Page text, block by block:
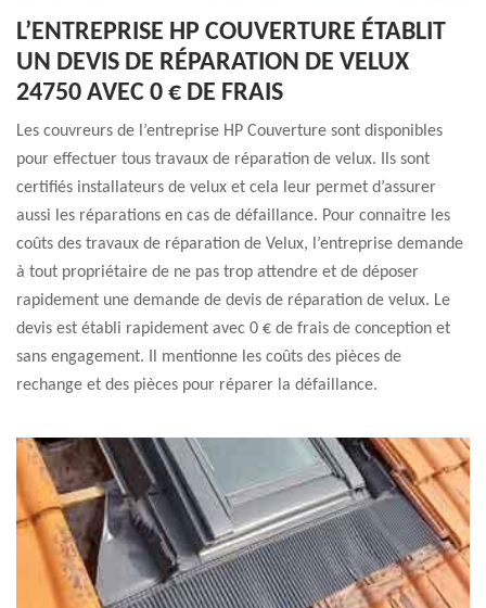
L’ENTREPRISE HP COUVERTURE ÉTABLIT
UN DEVIS DE RÉPARATION DE VELUX
24750 AVEC 0 € DE FRAIS
Les couvreurs de l’entreprise HP Couverture sont disponibles
pour effectuer tous travaux de réparation de velux. Ils sont
certifiés installateurs de velux et cela leur permet d’assurer
aussi les réparations en cas de défaillance. Pour connaitre les
coûts des travaux de réparation de Velux, l’entreprise demande
à tout propriétaire de ne pas trop attendre et de déposer
rapidement une demande de devis de réparation de velux. Le
devis est établi rapidement avec 0 € de frais de conception et
sans engagement. Il mentionne les coûts des pièces de
rechange et des pièces pour réparer la défaillance.